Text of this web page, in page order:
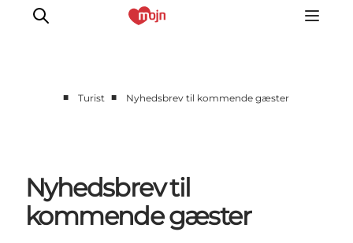
Det sker
Overnatning
Planlæg din ferie
■ Turist ■ Nyhedsbrev til kommende gæster
Nyhedsbrev til
kommende gæster